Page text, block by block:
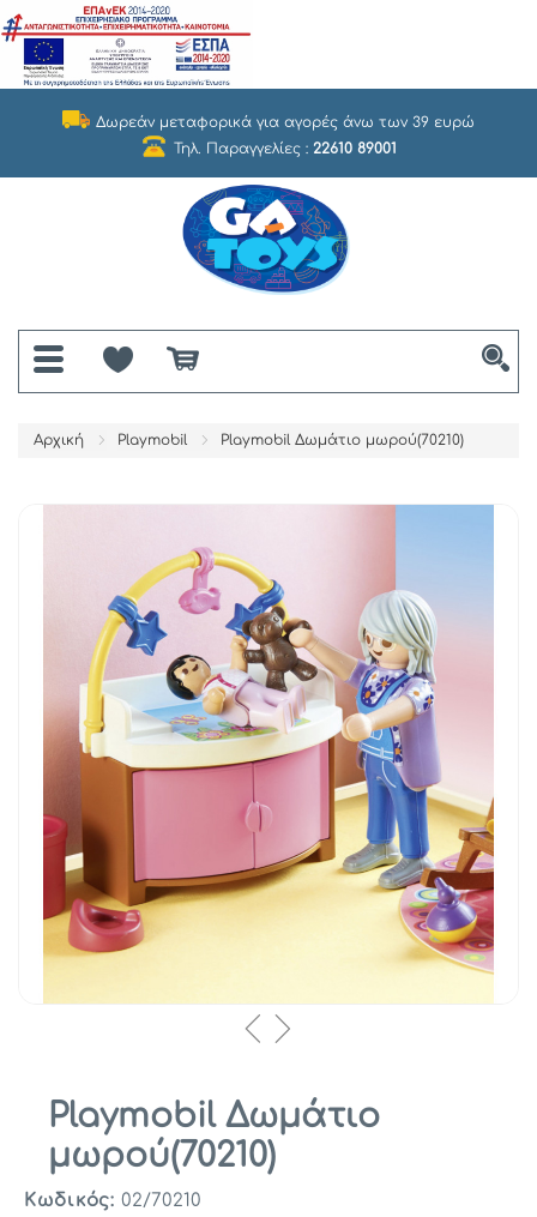
Δωρεάν μεταφορικά για αγορές άνω των 39 ευρώ
Τηλ. Παραγγελίες : 22610 89001
Αρχική Playmobil Playmobil Δωμάτιο μωρού(70210)
Playmobil Δωμάτιο
μωρού(70210)
Κωδικός: 02/70210